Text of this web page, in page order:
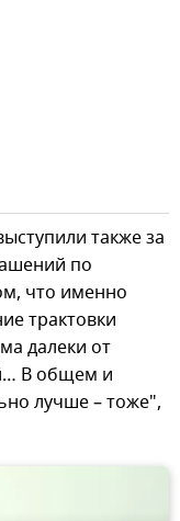
также за
по
что именно
трактовки
далеки от
В общем и
лучше – тоже",